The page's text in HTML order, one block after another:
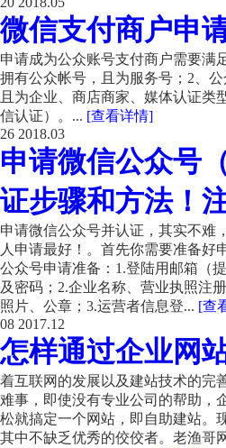
微信支付商户申
申请成为公众账号支付商户需要满
拥有公众帐号，且为服务号；2、
且为企业、商店商家、媒体认证类
信认证）。... [查看详情]
26 2018.03
申请微信公众号
证步骤和方法！
申请微信公众号并认证，其实不难
人申请最好！。首先你需要准备好
公众号申请准备：1.登陆用邮箱（
及密码；2.企业名称、营业执照注
照片、公章；3.运营者信息登... [查
08 2017.12
怎样通过企业网
着互联网的发展以及建站技术的完
难事，即使没有专业公司的帮助，
松就搞定一个网站，即自助建站。
其中不缺乏优秀的佼佼者。老渔哥